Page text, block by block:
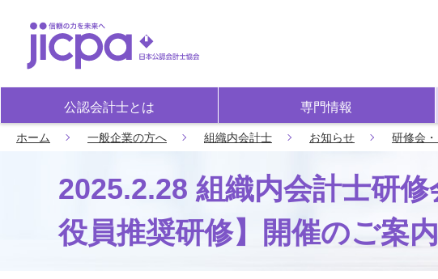
公認会計士とは 専門情報
ホーム 一般企業の方へ 組織内会計士 お知らせ 研修会
2025.2.28 組織内会計士研
役員推奨研修】開催のご案内